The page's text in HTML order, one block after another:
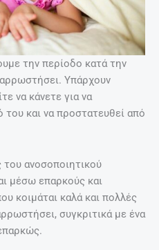
την περίοδο κατά την
αρρωστήσει. Υπάρχουν
να κάνετε για να
του και να προστατευθεί από
ανοσοποιητικού
μέσω επαρκούς και
κοιμάται καλά και πολλές
συγκριτικά με ένα